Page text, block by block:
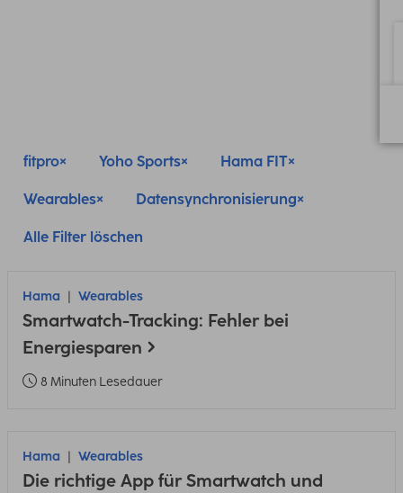
fitpro Yoho Sports Hama FIT
Wearables Datensynchronisierung
Alle Filter löschen
Hama Wearables
Smartwatch-Tracking: Fehler bei
Energiesparen
8 Minuten Lesedauer
Hama Wearables
Die richtige App für Smartwatch und